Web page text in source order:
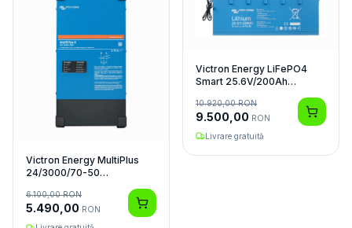
Victron Energy MultiPlus
24/3000/70-50
6.100,00RON
5.490,00 RON
Victron Energy LiFePO4
Smart 25.6V/200Ah
10.920,00RON
9.500,00 RON
Livrare gratuită